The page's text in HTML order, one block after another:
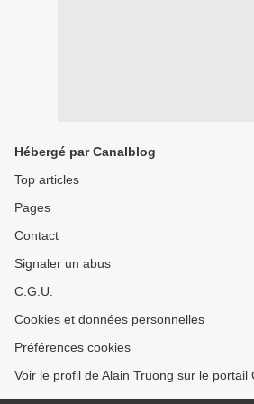
Hébergé par Canalblog
Top articles
Pages
Contact
Signaler un abus
C.G.U.
Cookies et données personnelles
Préférences cookies
Voir le profil de Alain Truong sur le portail